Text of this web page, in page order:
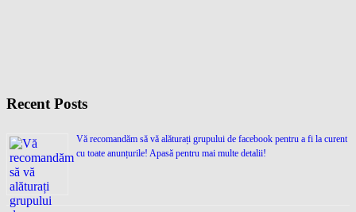
Recent Posts
Vă recomandăm să vă alăturați grupului de facebook pentru a fi la curent
cu toate anunțurile! Apasă pentru mai multe detalii!